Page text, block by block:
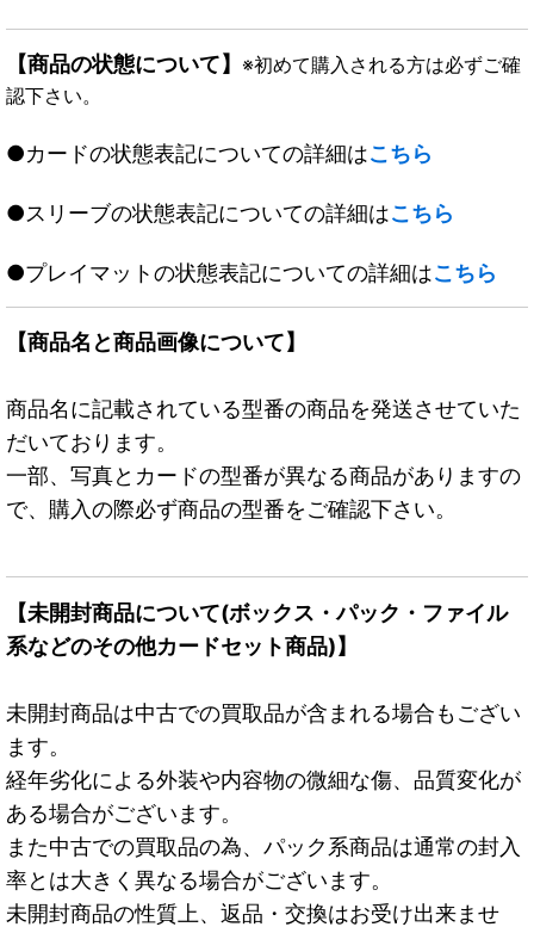
【商品の状態について】 ※初めて購入される方は必ずご確
認下さい。
●カードの状態表記についての詳細はこちら
●スリーブの状態表記についての詳細はこちら
●プレイマットの状態表記についての詳細はこちら
【商品名と商品画像について】
商品名に記載されている型番の商品を発送させていた
だいております。
一部、写真とカードの型番が異なる商品がありますの
で、購入の際必ず商品の型番をご確認下さい。
【未開封商品について(ボックス・パック・ファイル
系などのその他カードセット商品)】
未開封商品は中古での買取品が含まれる場合もござい
ます。
経年劣化による外装や内容物の微細な傷、品質変化が
ある場合がございます。
また中古での買取品の為、パック系商品は通常の封入
率とは大きく異なる場合がございます。
未開封商品の性質上、返品・交換はお受け出来ませ